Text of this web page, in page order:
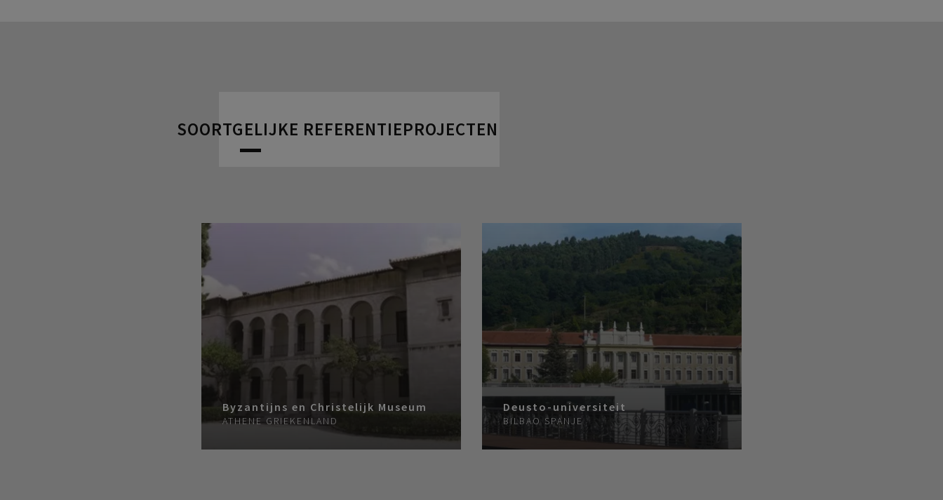
SOORTGELIJKE REFERENTIEPROJECTEN
Byzantijns en Christelijk Museum
ATHENE GRIEKENLAND
Deusto-universiteit
BILBAO SPANJE